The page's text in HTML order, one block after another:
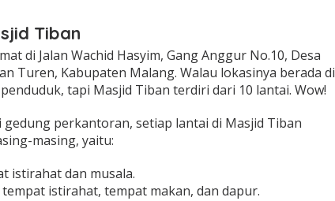
Tiban
di Jalan Wachid Hasyim, Gang Anggur No.10, Desa
Turen, Kabupaten Malang. Walau lokasinya berada di
tapi Masjid Tiban terdiri dari 10 lantai. Wow!
gedung perkantoran, setiap lantai di Masjid Tiban
masing, yaitu:
istirahat dan musala.
istirahat, tempat makan, dan dapur.